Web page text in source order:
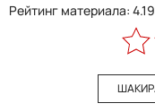
Рейтинг материала: 4.19